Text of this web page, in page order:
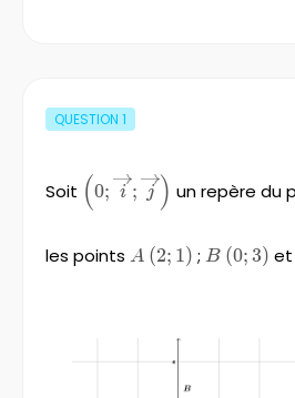
QUESTION 1
Soit
;\overrightarrow{j}
(0; i ; j ) un repère du
les points A\left(2;1\right)
A (2; 1) ;B (0;3) et